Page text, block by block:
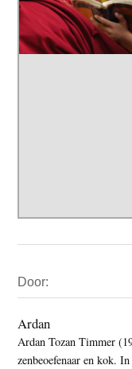
Sidebar
Door:
Ardan
Ardan Tozan Timmer
zenbeoefenaar en kok.